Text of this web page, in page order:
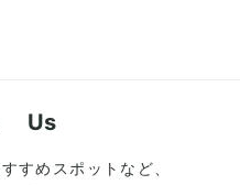
Us
すめスポットなど、